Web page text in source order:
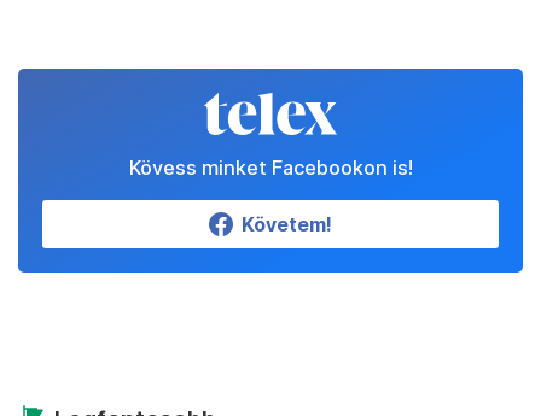
Kövess minket Facebookon is!
Követem!